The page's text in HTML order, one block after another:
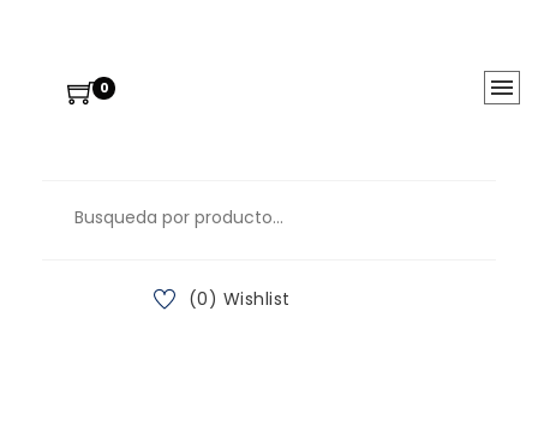
0
(0) Wishlist